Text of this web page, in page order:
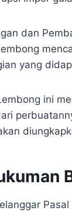
dan
yang
ini